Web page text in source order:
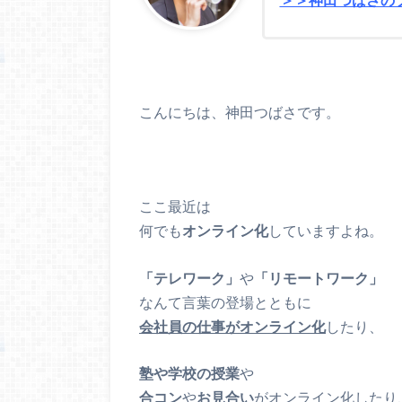
こんにちは、神田つばさです。
ここ最近は
何でもオンライン化していますよね。
「テレワーク」 や 「リモートワーク」
なんて言葉の登場とともに
会社員の仕事がオンライン化したり、
塾や学校の授業や
合コンやお見合いがオンライン化したり